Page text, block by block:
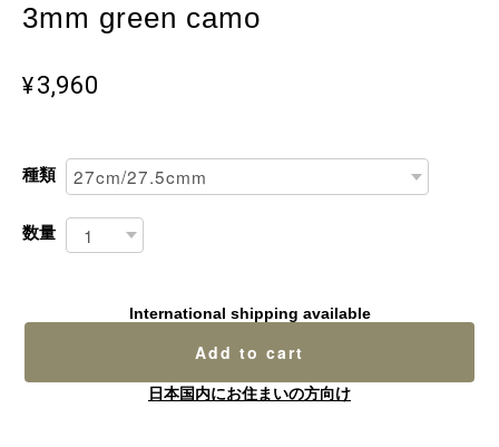
3mm green camo
¥3,960
種類
数量
International shipping available
Add to cart
日本国内にお住まいの方向け